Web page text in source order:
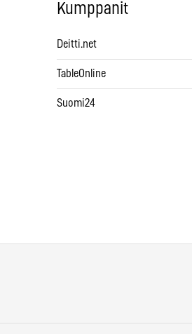
Kumppanit
Deitti.net
TableOnline
Suomi24